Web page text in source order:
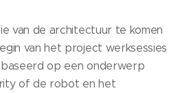
van de architectuur te komen
van het project werksessies
op een onderwerp
of de robot en het